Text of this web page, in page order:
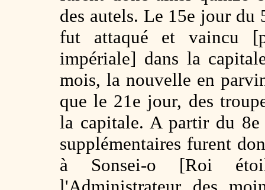
des autels. Le 15e jour du
fut attaqué et vaincu
impériale] dans la
mois, la nouvelle en
que le 21e jour, des
la capitale. A partir du
supplémentaires furent
à Sonsei-o [Roi